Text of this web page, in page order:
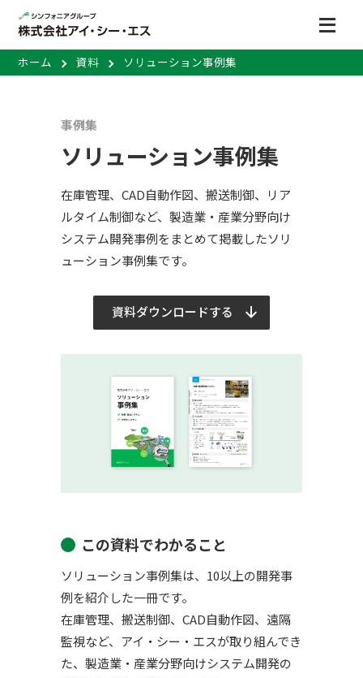
ホーム 資料 ソリューション事例集
事例集
ソリューション事例集
在庫管理、CAD自動作図、搬送制御、リア
ルタイム制御など、製造業・産業分野向け
システム開発事例をまとめて掲載したソリ
ューション事例集です。
資料ダウンロードする
この資料でわかること
ソリューション事例集は、10以上の開発事
例を紹介した一冊です。
在庫管理、搬送制御、CAD自動作図、遠隔
監視など、アイ・シー・エスが取り組んでき
た、製造業・産業分野向けシステム開発の